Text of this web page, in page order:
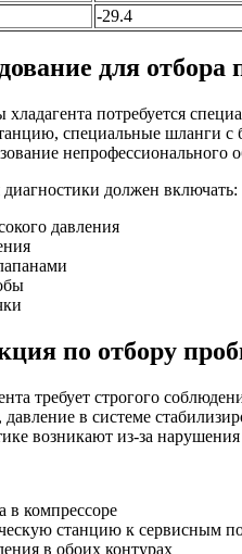
-29.4
для отбора
потребуется
специальные шланги с
непрофессионального
должен включать:
давления
по отбору
требует строгого
в системе
возникают из-за
в компрессоре
станцию к сервисным
в обоих контурах